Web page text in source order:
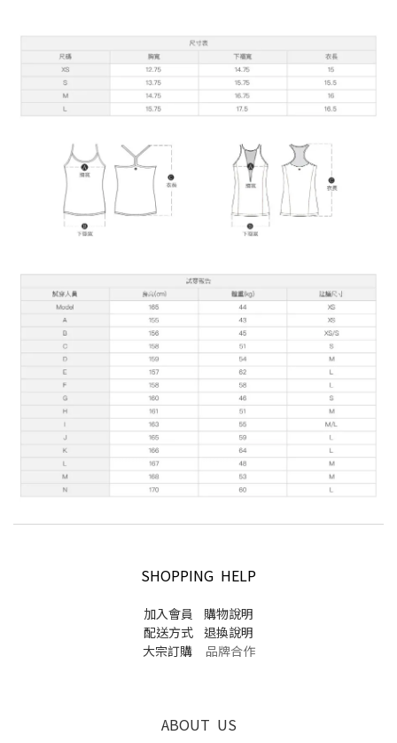
SHOPPING HELP
加入會員
購物說明
配送方式
退換說明
大宗訂購品牌合作
ABOUT US